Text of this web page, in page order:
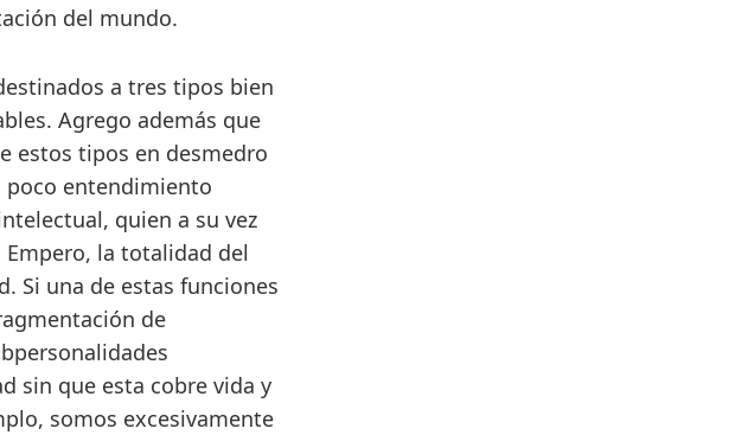
del mundo.
a tres tipos bien
Agrego además que
estos tipos en desmedro
poco entendimiento
quien a su vez
la totalidad del
Si una de estas funciones
de
sin que esta cobre vida y
somos excesivamente